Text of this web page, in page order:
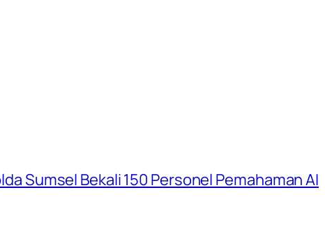
Sumsel Bekali 150 Personel Pemahaman AI